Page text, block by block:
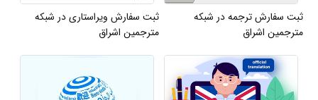
ثبت سفارش ترجمه در شبکه
مترجمین اشراق
ثبت سفارش ویراستاری در شبکه
مترجمین اشراق